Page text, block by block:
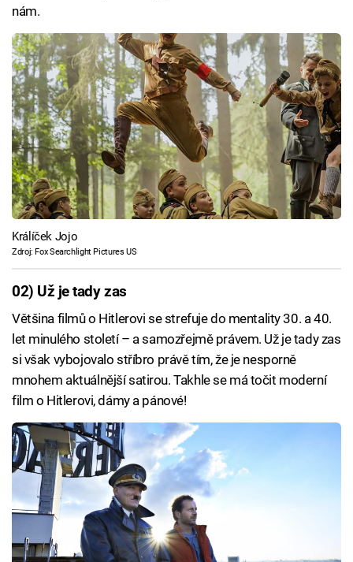
nám.
Králíček Jojo
Zdroj: Fox Searchlight Pictures US
02) Už je tady zas
Většina filmů o Hitlerovi se strefuje do mentality 30. a 40.
let minulého století – a samozřejmě právem. Už je tady zas
si však vybojovalo stříbro právě tím, že je nesporně
mnohem aktuálnější satirou. Takhle se má točit moderní
film o Hitlerovi, dámy a pánové!